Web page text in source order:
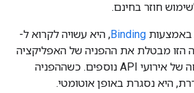
חוזר בחינם.
Binding, היא עשויה לקרוא ל-
הזו מבטלת את ההפניה של האפליקציה
ומונעת שליחה של אירועי API נוספים. כשההפניה
היא נסגרת באופן אוטומטי.